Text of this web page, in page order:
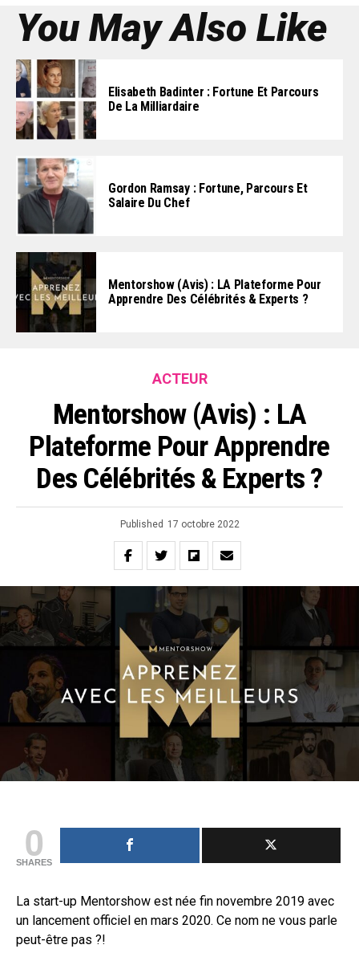
You May Also Like
Elisabeth Badinter : Fortune Et Parcours
De La Milliardaire
Gordon Ramsay : Fortune, Parcours Et
Salaire Du Chef
Mentorshow (Avis) : LA Plateforme Pour
Apprendre Des Célébrités & Experts ?
ACTEUR
Mentorshow (Avis) : LA
Plateforme Pour Apprendre
Des Célébrités & Experts ?
Published 17 octobre 2022
0
SHARES
La start-up Mentorshow est née fin novembre 2019 avec
un lancement officiel en mars 2020. Ce nom ne vous parle
peut-être pas ?!